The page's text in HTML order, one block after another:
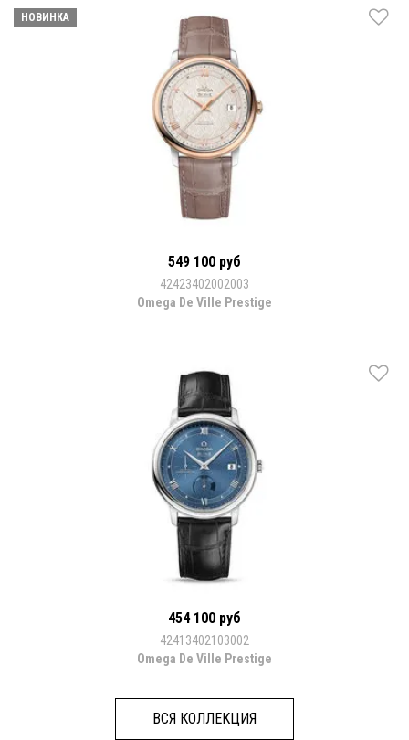
НОВИНКА
549 100 руб
42423402002003
Omega De Ville Prestige
454 100 руб
42413402103002
Omega De Ville Prestige
ВСЯ КОЛЛЕКЦИЯ